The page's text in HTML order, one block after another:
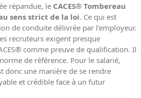
répandue, le CACES® Tombereau
sens strict de la loi. Ce qui est
de conduite délivrée par l’employeur.
recruteurs exigent presque
® comme preuve de qualification. Il
de référence. Pour le salarié,
donc une manière de se rendre
et crédible face à un futur